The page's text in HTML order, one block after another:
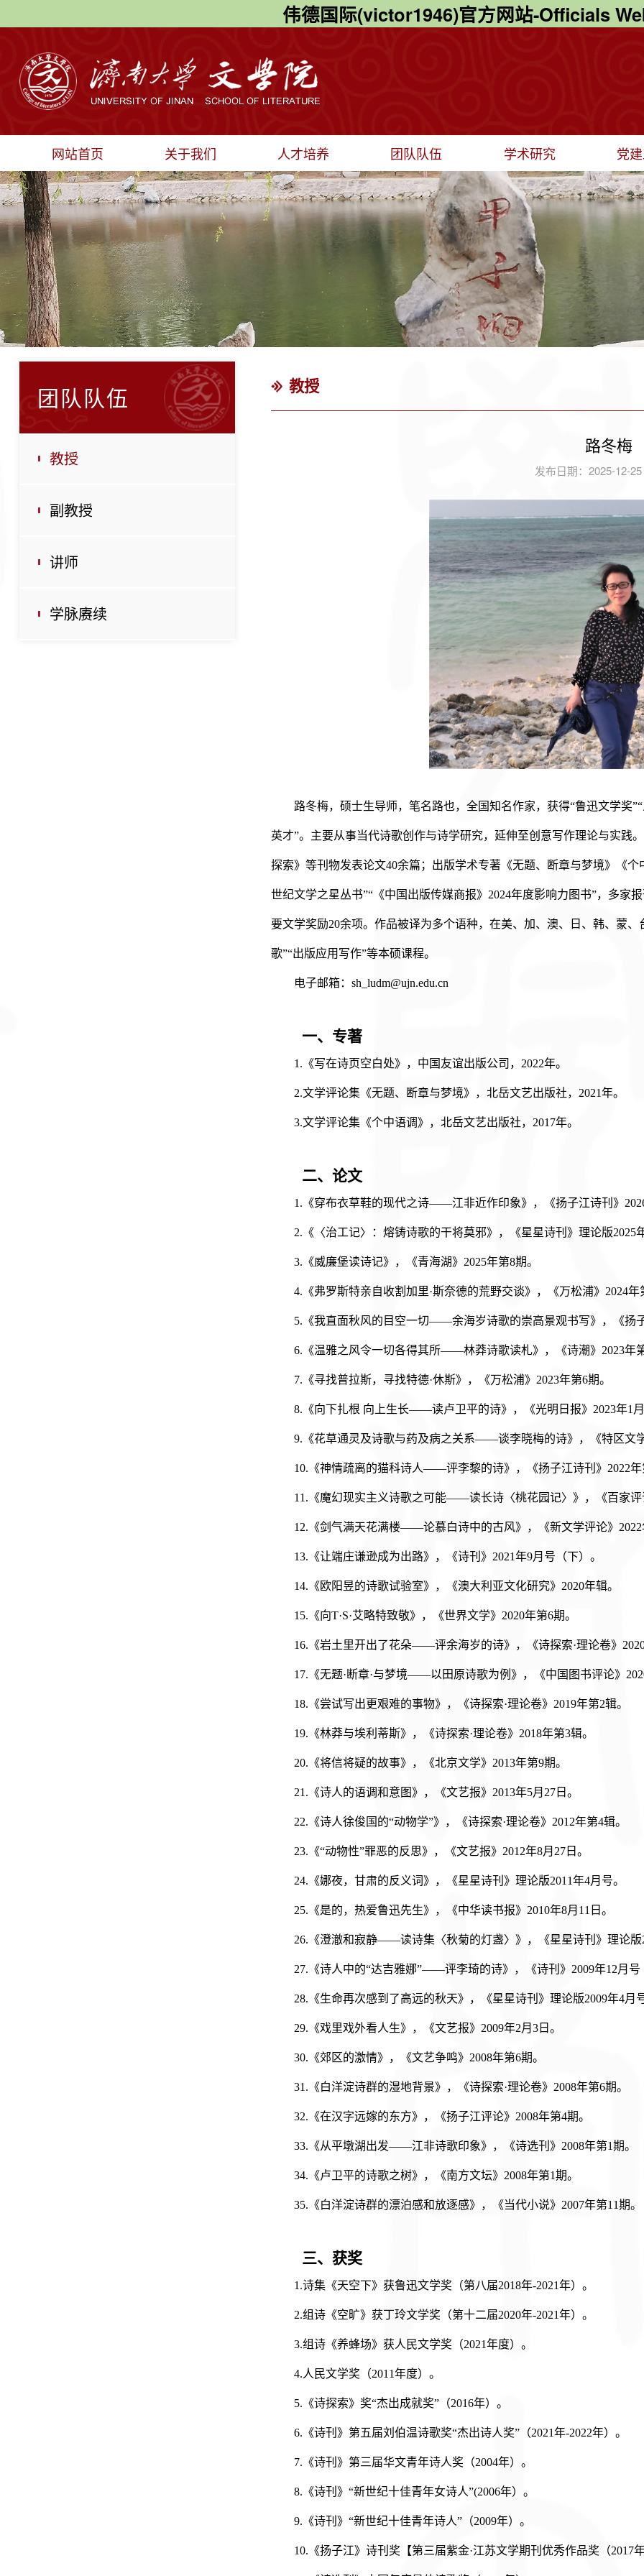
伟德国际(victor1946)官方网站-Officials
网站首页 关于我们 人才培养 团队队伍 学术研究 党
团队队伍
教授
副教授
讲师
学脉赓续
教授
路冬梅
发布日期：2025-12-
路冬梅， 硕士生导师，笔名路也，全国知名作家，获得“鲁迅文学奖
英才”。主要从事当代诗歌创作与诗学研究，延伸至创意写作理论与实践
探索》 等刊物发表论文40余篇；出版学术专著《无题、断章与梦境》《
世纪文学之星丛书”“《中国出版传媒商报》2024年度影响力图书”，多家报
要文学奖励20余项。作品被译为多个语种，在美、加、澳、日、韩、蒙
歌”“出版应用写作”等本硕课程。
电子邮箱： sh_ludm@ujn.edu.cn
一、 专著
1. 《写在诗页空白处》， 中国友谊出版公司 ， 2022年。
2.文学评论集《无题、 断章与梦境》，北岳文艺出版社， 2021年。
3.文学评论集《个中语调》，北岳文艺出版社， 2017年。
二、 论文
1.《穿布衣草鞋的现代之诗——江非近作印象》，《扬子江诗刊》
2.《〈治工记〉：熔铸诗歌的干将莫邪》，《星星诗刊》理论版2025
3.《威廉堡读诗记》，《青海湖》2025年第8期。
4.《弗罗斯特亲自收割加里·斯奈德的荒野交谈》，《万松浦》2024年
5.《我直面秋风的目空一切——余海岁诗歌的崇高景观书写》，《扬
6.《温雅之风令一切各得其所——林莽诗歌读札》，《诗潮》2023年
7.《寻找普拉斯，寻找特德·休斯》，《万松浦》2023年第6期。
8.《向下扎根 向上生长——读卢卫平的诗》，《光明日报》2023年1
9.《花草通灵及诗歌与药及病之关系——谈李晓梅的诗》，《特区文
10.《神情疏离的猫科诗人——评李黎的诗》，《扬子江诗刊》2022年
11.《魔幻现实主义诗歌之可能——读长诗〈桃花园记〉》，《百家评
12.《剑气满天花满楼——论慕白诗中的古风》，《新文学评论》2022
13.《让端庄谦逊成为出路》，《诗刊》2021年9月号（下）。
14.《欧阳昱的诗歌试验室》，《澳大利亚文化研究》2020年辑。
15.《向T·S·艾略特致敬》，《世界文学》2020年第6期。
16.《岩土里开出了花朵——评余海岁的诗》，《诗探索·理论卷》
17.《无题·断章·与梦境——以田原诗歌为例》，《中国图书评论》
18.《尝试写出更艰难的事物》，《诗探索·理论卷》2019年第2辑。
19.《林莽与埃利蒂斯》，《诗探索·理论卷》2018年第3辑。
20.《将信将疑的故事》，《北京文学》2013年第9期。
21.《诗人的语调和意图》，《文艺报》2013年5月27日。
22.《诗人徐俊国的“动物学”》，《诗探索·理论卷》2012年第4辑。
23.《“动物性”罪恶的反思》，《文艺报》2012年8月27日。
24.《娜夜，甘肃的反义词》，《星星诗刊》理论版2011年4月号。
25.《是的，热爱鲁迅先生》，《中华读书报》2010年8月11日。
26.《澄澈和寂静——读诗集〈秋菊的灯盏〉》，《星星诗刊》理论版
27.《诗人中的“达吉雅娜”——评李琦的诗》，《诗刊》2009年12月号
28.《生命再次感到了高远的秋天》，《星星诗刊》理论版2009年4月
29.《戏里戏外看人生》，《文艺报》2009年2月3日。
30.《郊区的激情》，《文艺争鸣》2008年第6期。
31.《白洋淀诗群的湿地背景》，《诗探索·理论卷》2008年第6期。
32.《在汉字远嫁的东方》，《扬子江评论》2008年第4期。
33.《从平墩湖出发——江非诗歌印象》，《诗选刊》2008年第1期。
34.《卢卫平的诗歌之树》，《南方文坛》2008年第1期。
35.《白洋淀诗群的漂泊感和放逐感》，《当代小说》2007年第11期。
三、 获奖
1 .诗集《天空下》获鲁迅文学奖（第八届2018年-2021年） 。
2.组诗《空旷》获丁玲文学奖（第十二届2020年-2021年） 。
3.组诗《养蜂场》获人民文学奖（2021年度） 。
4.人民文学奖（2011年度） 。
5. 《诗探索》奖“杰出成就奖”（2016年） 。
6. 《诗刊》第五届刘伯温诗歌奖“杰出诗人奖”（2021年-2022年） 。
7. 《诗刊》第三届华文青年诗人奖（2004年） 。
8. 《诗刊》 “新世纪十佳青年女诗人”(2006年） 。
9. 《诗刊》 “新世纪十佳青年诗人”（2009年） 。
10. 《扬子江》诗刊奖【第三届紫金·江苏文学期刊优秀作品奖（2017